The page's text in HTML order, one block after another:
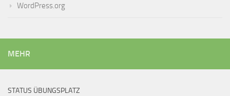
WordPress.org
MEHR
STATUS ÜBUNGSPLATZ